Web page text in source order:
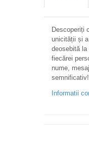
Descoperiți
unicității și
deosebită
fiecărei
nume,
semnificativ!
Informatii